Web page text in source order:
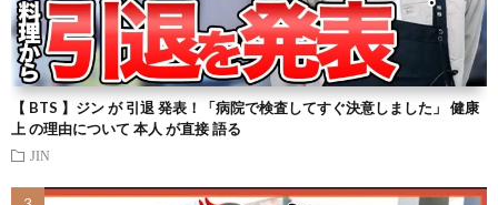
【 BTS 】ジン が 引退 発表！「病院で検査してすぐ決意しました」 健康
上 の理由について 本人 が直接 語る
JIN